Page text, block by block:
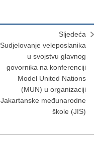
Sljedeća
Sudjelovanje veleposlanika
u svojstvu glavnog
govornika na konferenciji
Model United Nations
(MUN) u organizaciji
Jakartanske međunarodne
škole (JIS)